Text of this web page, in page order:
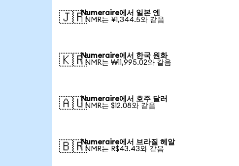
🇯🇵Numeraire에서 일본 엔
1 NMR는 ¥1,344.5와 같음
🇰🇷Numeraire에서 한국 원화
1 NMR는 ₩11,995.02와 같음
🇦🇺Numeraire에서 호주 달러
1 NMR는 $12.08와 같음
🇧🇷Numeraire에서 브라질 헤알
1 NMR는 R$43.43와 같음